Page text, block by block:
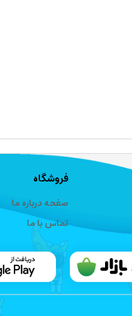
فروشگاه
صفحه درباره ما
تماس با ما